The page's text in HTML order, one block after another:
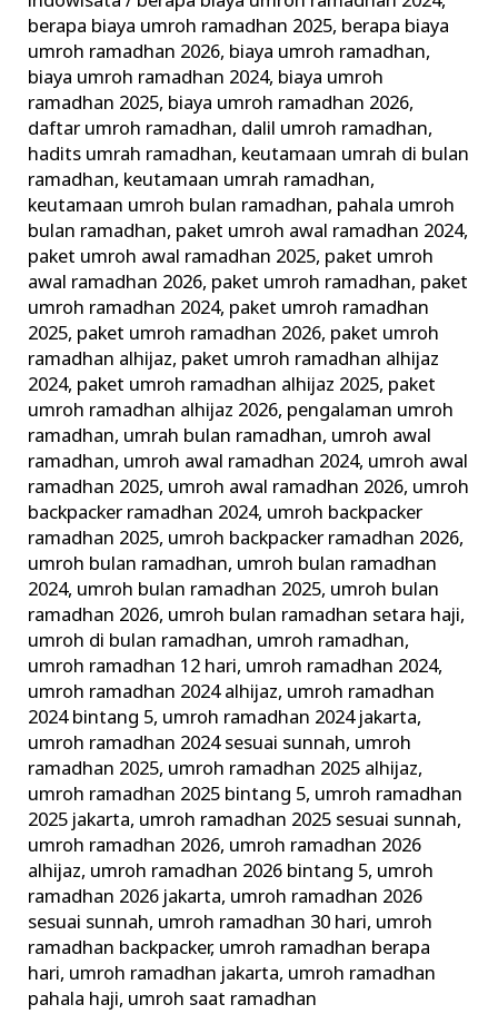
berapa biaya umroh ramadhan 2025, berapa biaya
umroh ramadhan 2026, biaya umroh ramadhan,
biaya umroh ramadhan 2024, biaya umroh
ramadhan 2025, biaya umroh ramadhan 2026,
daftar umroh ramadhan, dalil umroh ramadhan,
hadits umrah ramadhan, keutamaan umrah di bulan
ramadhan, keutamaan umrah ramadhan,
keutamaan umroh bulan ramadhan, pahala umroh
bulan ramadhan, paket umroh awal ramadhan 2024,
paket umroh awal ramadhan 2025, paket umroh
awal ramadhan 2026, paket umroh ramadhan, paket
umroh ramadhan 2024, paket umroh ramadhan
2025, paket umroh ramadhan 2026, paket umroh
ramadhan alhijaz, paket umroh ramadhan alhijaz
2024, paket umroh ramadhan alhijaz 2025, paket
umroh ramadhan alhijaz 2026, pengalaman umroh
ramadhan, umrah bulan ramadhan, umroh awal
ramadhan, umroh awal ramadhan 2024, umroh awal
ramadhan 2025, umroh awal ramadhan 2026, umroh
backpacker ramadhan 2024, umroh backpacker
ramadhan 2025, umroh backpacker ramadhan 2026,
umroh bulan ramadhan, umroh bulan ramadhan
2024, umroh bulan ramadhan 2025, umroh bulan
ramadhan 2026, umroh bulan ramadhan setara haji,
umroh di bulan ramadhan, umroh ramadhan,
umroh ramadhan 12 hari, umroh ramadhan 2024,
umroh ramadhan 2024 alhijaz, umroh ramadhan
2024 bintang 5, umroh ramadhan 2024 jakarta,
umroh ramadhan 2024 sesuai sunnah, umroh
ramadhan 2025, umroh ramadhan 2025 alhijaz,
umroh ramadhan 2025 bintang 5, umroh ramadhan
2025 jakarta, umroh ramadhan 2025 sesuai sunnah,
umroh ramadhan 2026, umroh ramadhan 2026
alhijaz, umroh ramadhan 2026 bintang 5, umroh
ramadhan 2026 jakarta, umroh ramadhan 2026
sesuai sunnah, umroh ramadhan 30 hari, umroh
ramadhan backpacker, umroh ramadhan berapa
hari, umroh ramadhan jakarta, umroh ramadhan
pahala haji, umroh saat ramadhan
ini
–
Alhijaz
Indowisata